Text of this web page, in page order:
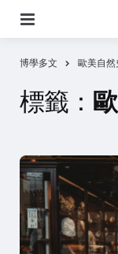
博學多文 歐美自
標籤：